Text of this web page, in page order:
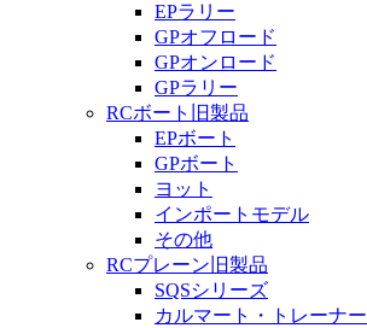
EPラリー
GPオフロード
GPオンロード
GPラリー
RCボート旧製品
EPボート
GPボート
ヨット
インポートモデル
その他
RCプレーン旧製品
SQSシリーズ
カルマート・トレーナー